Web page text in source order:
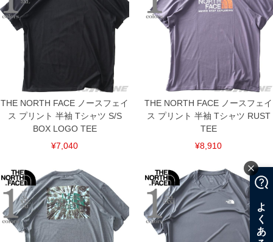
COLOR VARIATION
THE NORTH FACE ノースフェイ
ス プリント 半袖 Tシャツ S/S
BOX LOGO TEE
¥7,040
THE NORTH FACE ノースフェイ
ス プリント 半袖 Tシャツ RUST
TEE
¥8,910